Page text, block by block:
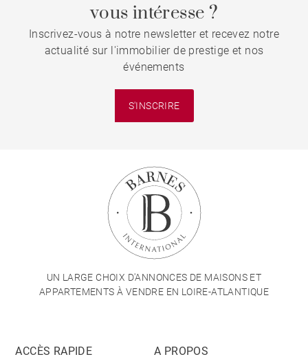
vous intéresse ?
Inscrivez-vous à notre newsletter et recevez notre
actualité sur l'immobilier de prestige et nos
événements
S'INSCRIRE
UN LARGE CHOIX D'ANNONCES DE MAISONS ET
APPARTEMENTS À VENDRE EN LOIRE-ATLANTIQUE
ACCÈS RAPIDE
A PROPOS